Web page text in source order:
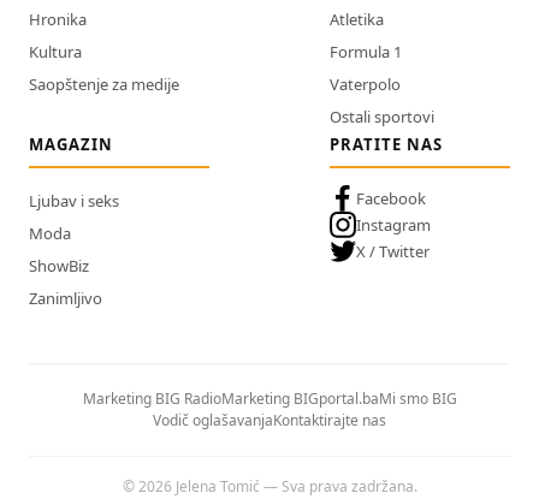
Hronika
Kultura
Saopštenje za medije
Atletika
Formula 1
Vaterpolo
Ostali sportovi
MAGAZIN
Ljubav i seks
Moda
ShowBiz
Zanimljivo
PRATITE NAS
Facebook
Instagram
X / Twitter
Marketing BIG RadioMarketing BIGportal.baMi smo BIG
Vodič oglašavanjaKontaktirajte nas
© 2026 Jelena Tomić — Sva prava zadržana.